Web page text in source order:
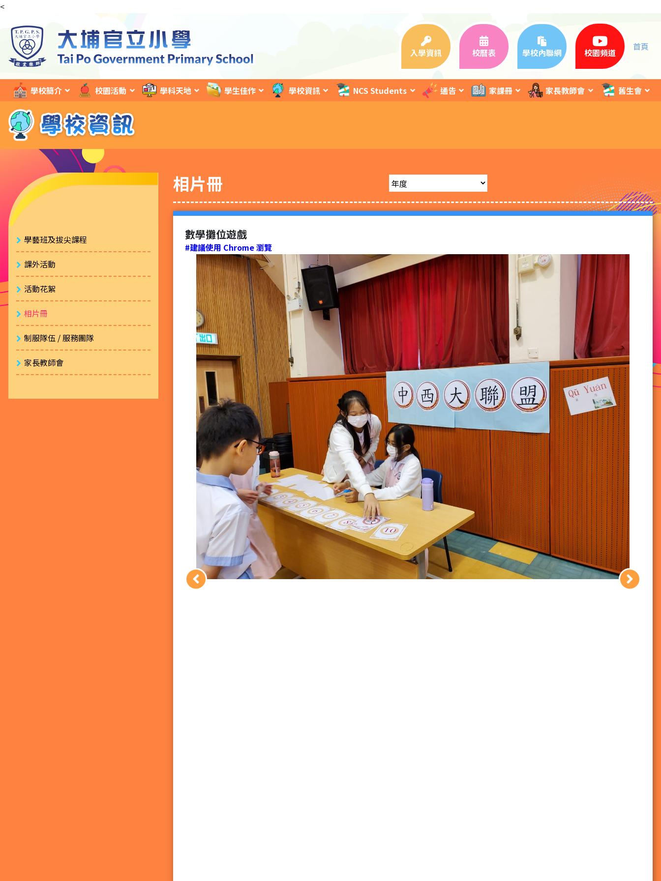
<
入學資訊 校曆表 學校內聯網 校園頻道
首頁
學校簡介 校園活動 學科天地 學生佳作 學校資訊 NCS Students 通告 家課冊 家長教師會 舊生會
學藝班及拔尖課程
課外活動
活動花絮
相片冊
制服隊伍 / 服務團隊
家長教師會
相片冊
數學攤位遊戲
#建議使用 Chrome 瀏覽